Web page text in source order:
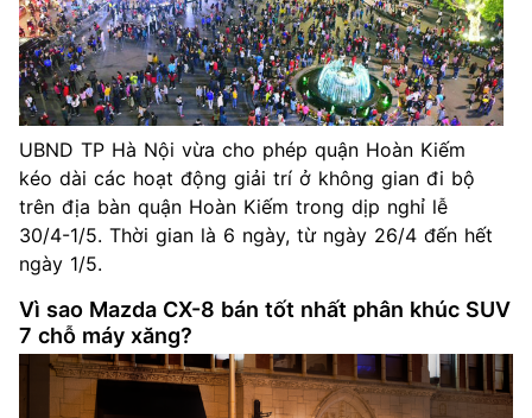
UBND TP Hà Nội vừa cho phép quận Hoàn Kiếm
kéo dài các hoạt động giải trí ở không gian đi bộ
trên địa bàn quận Hoàn Kiếm trong dịp nghỉ lễ
30/4-1/5. Thời gian là 6 ngày, từ ngày 26/4 đến hết
ngày 1/5.
Vì sao Mazda CX-8 bán tốt nhất phân khúc SUV
7 chỗ máy xăng?